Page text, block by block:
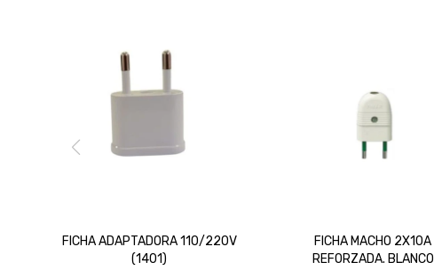
FICHA ADAPTADORA 110/220V
(1401)
FICHA MACHO 2X10A
REFORZADA. BLANCO